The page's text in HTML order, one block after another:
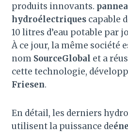
produits innovants.
hydroélectriques capable
10 litres d’eau potable par
À ce jour, la même société
nom SourceGlobal et a
cette technologie,
Friesen.
En détail, les derniers
utilisent la puissance de